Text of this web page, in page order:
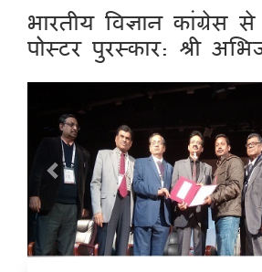
भारतीय विज्ञान कांग्रेस से
पोस्टर पुरस्कार: श्री